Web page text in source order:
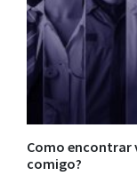
Como encontrar
comigo?